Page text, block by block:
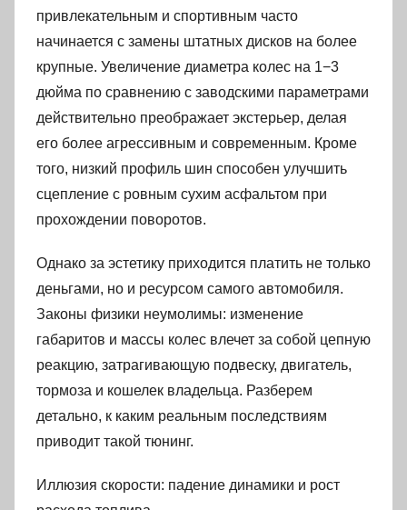
привлекательным и спортивным часто
начинается с замены штатных дисков на более
крупные. Увеличение диаметра колес на 1−3
дюйма по сравнению с заводскими параметрами
действительно преображает экстерьер, делая
его более агрессивным и современным. Кроме
того, низкий профиль шин способен улучшить
сцепление с ровным сухим асфальтом при
прохождении поворотов.
Однако за эстетику приходится платить не только
деньгами, но и ресурсом самого автомобиля.
Законы физики неумолимы: изменение
габаритов и массы колес влечет за собой цепную
реакцию, затрагивающую подвеску, двигатель,
тормоза и кошелек владельца. Разберем
детально, к каким реальным последствиям
приводит такой тюнинг.
Иллюзия скорости: падение динамики и рост